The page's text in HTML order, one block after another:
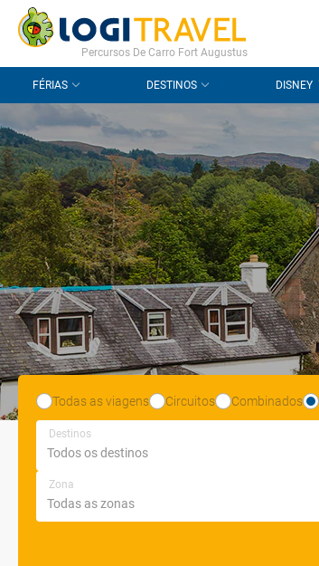
CONTACTO PERGUNTAS FREQUENTES
Percursos De Carro Fort Augustus
FÉRIAS DESTINOS DISNEY
Todas as viagens Circuitos Combinados
Destinos
Zona